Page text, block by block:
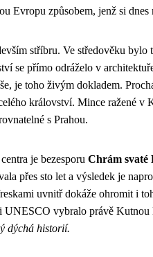
Evropu způsobem, jenž si
stříbru. Ve středověku
se přímo odráželo v
je toho živým dokladem.
království. Mince ražené v
s Prahou.
je bezesporu Chrám svaté
přes sto let a výsledek je
uvnitř dokáže ohromit i
UNESCO vybralo právě
dýchá historií.